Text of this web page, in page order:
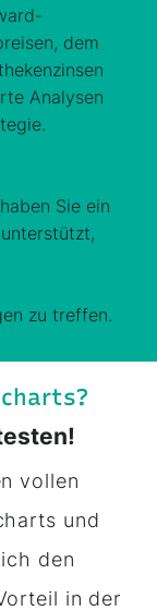
dem
Analysen
haben Sie ein
zu treffen.
vollen
und
den
in der